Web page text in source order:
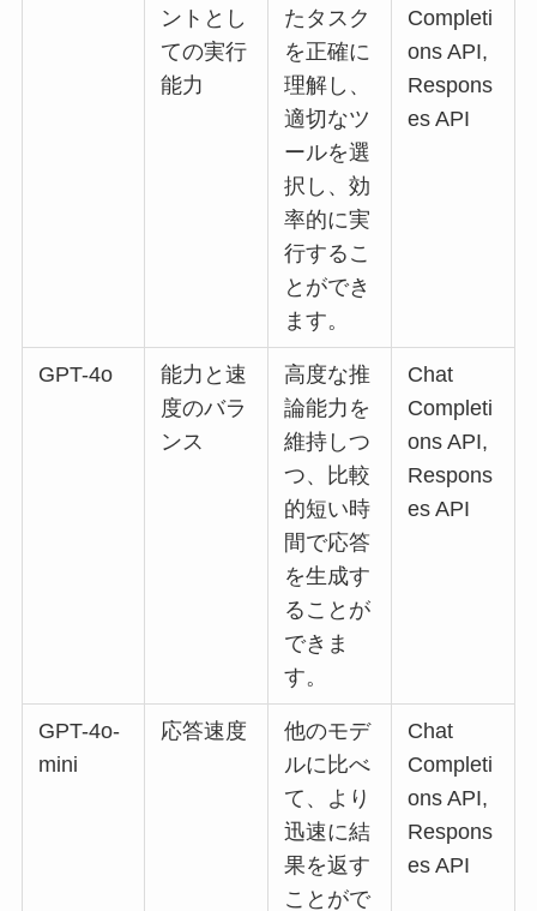
ントとし
ての実行
能力
たタスク
を正確に
理解し、
適切なツ
ールを選
択し、効
率的に実
行するこ
とができ
ます。
Completi
ons API,
Respons
es API
GPT-4o
能力と速
度のバラ
ンス
高度な推
論能力を
維持しつ
つ、比較
的短い時
間で応答
を生成す
ることが
できま
す。
Chat
Completi
ons API,
Respons
es API
GPT-4o-
mini
応答速度
他のモデ
ルに比べ
て、より
迅速に結
果を返す
ことがで
Chat
Completi
ons API,
Respons
es API